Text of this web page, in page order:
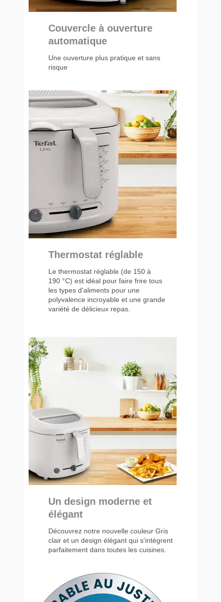
Couvercle à ouverture
automatique
Une ouverture plus pratique et sans
risque
Thermostat réglable
Le thermostat réglable (de 150 à
190 °C) est idéal pour faire frire tous
les types d'aliments pour une
polyvalence incroyable et une grande
variété de délicieux repas.
Un design moderne et
élégant
Découvrez notre nouvelle couleur Gris
clair et un design élégant qui s'intègrent
parfaitement dans toutes les cuisines.